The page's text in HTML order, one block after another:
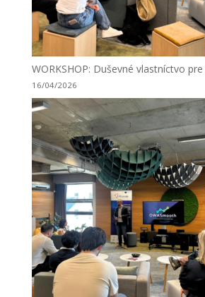
WORKSHOP: Duševné vlastníctvo
16/04/2026